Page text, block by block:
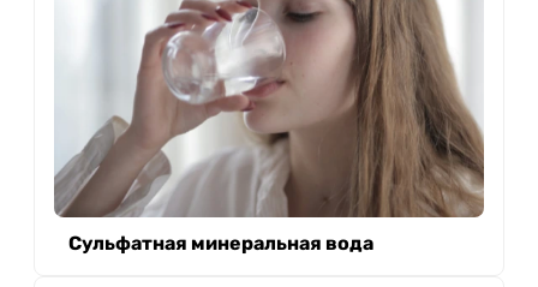
Сульфатная минеральная вода